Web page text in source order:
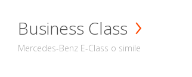
Business Class
Mercedes-Benz E-Class o simile